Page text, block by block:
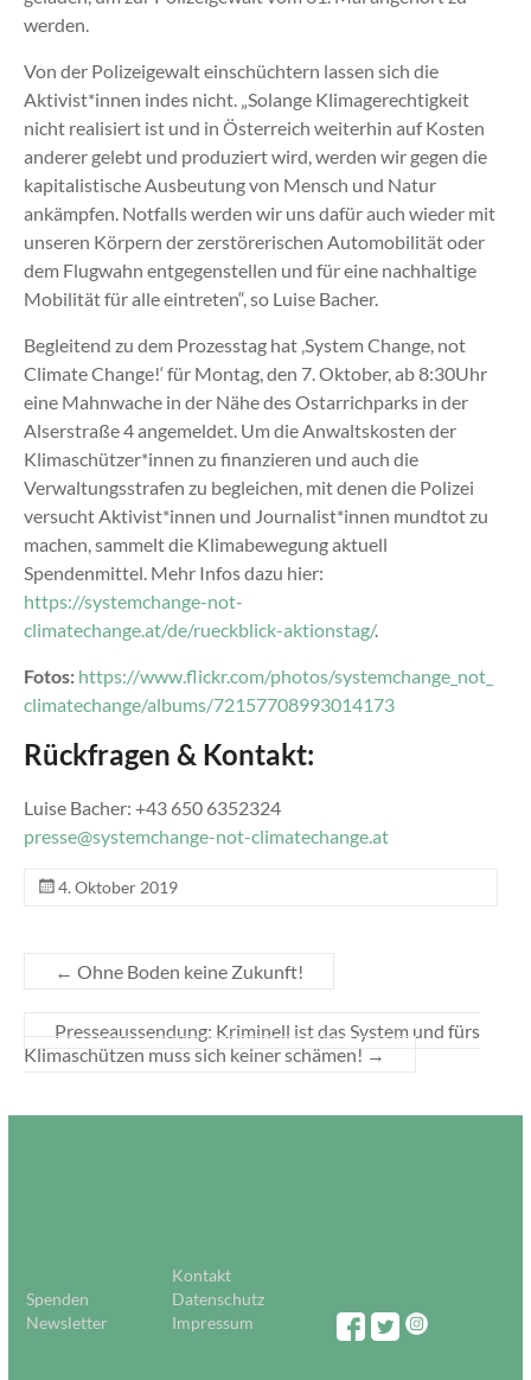
werden.
Von der Polizeigewalt einschüchtern lassen sich die
Aktivist*innen indes nicht. „Solange Klimagerechtigkeit
nicht realisiert ist und in Österreich weiterhin auf Kosten
anderer gelebt und produziert wird, werden wir gegen die
kapitalistische Ausbeutung von Mensch und Natur
ankämpfen. Notfalls werden wir uns dafür auch wieder mit
unseren Körpern der zerstörerischen Automobilität oder
dem Flugwahn entgegenstellen und für eine nachhaltige
Mobilität für alle eintreten“, so Luise Bacher.
Begleitend zu dem Prozesstag hat ‚System Change, not
Climate Change!‘ für Montag, den 7. Oktober, ab 8:30Uhr
eine Mahnwache in der Nähe des Ostarrichparks in der
Alserstraße 4 angemeldet. Um die Anwaltskosten der
Klimaschützer*innen zu finanzieren und auch die
Verwaltungsstrafen zu begleichen, mit denen die Polizei
versucht Aktivist*innen und Journalist*innen mundtot zu
machen, sammelt die Klimabewegung aktuell
Spendenmittel. Mehr Infos dazu hier:
https://systemchange-not-
climatechange.at/de/rueckblick-aktionstag/.
Fotos: https://www.flickr.com/photos/systemchange_not_
climatechange/albums/72157708993014173
Rückfragen & Kontakt:
Luise Bacher: +43 650 6352324
presse@systemchange-not-climatechange.at
4. Oktober 2019
← Ohne Boden keine Zukunft!
Presseaussendung: Kriminell ist das System und fürs
Klimaschützen muss sich keiner schämen! →
Kontakt
Spenden
Datenschutz
Newsletter
Impressum